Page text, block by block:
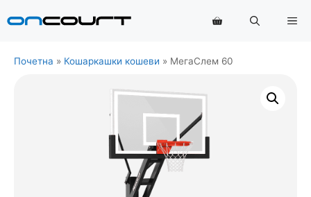
на
Почетна » Кошаркашки кошеви » МегаСлем 60